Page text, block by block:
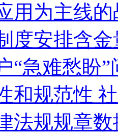
用为主线
度安排含
“急难愁盼”
和规范性
法规规章数